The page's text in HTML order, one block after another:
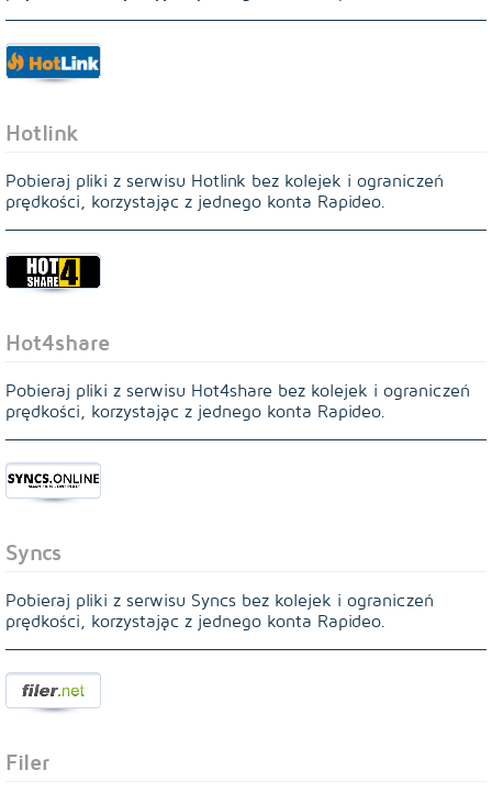
Hotlink
Pobieraj pliki z serwisu Hotlink bez kolejek i ograniczeń
prędkości, korzystając z jednego konta Rapideo.
Hot4share
Pobieraj pliki z serwisu Hot4share bez kolejek i ograniczeń
prędkości, korzystając z jednego konta Rapideo.
Syncs
Pobieraj pliki z serwisu Syncs bez kolejek i ograniczeń
prędkości, korzystając z jednego konta Rapideo.
Filer